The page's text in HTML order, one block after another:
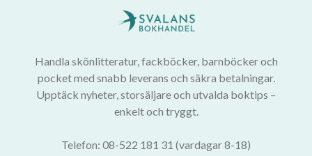
Handla skönlitteratur, fackböcker, barnböcker och
pocket med snabb leverans och säkra betalningar.
Upptäck nyheter, storsäljare och utvalda boktips –
enkelt och tryggt.
Telefon: 08-522 181 31 (vardagar 8-18)